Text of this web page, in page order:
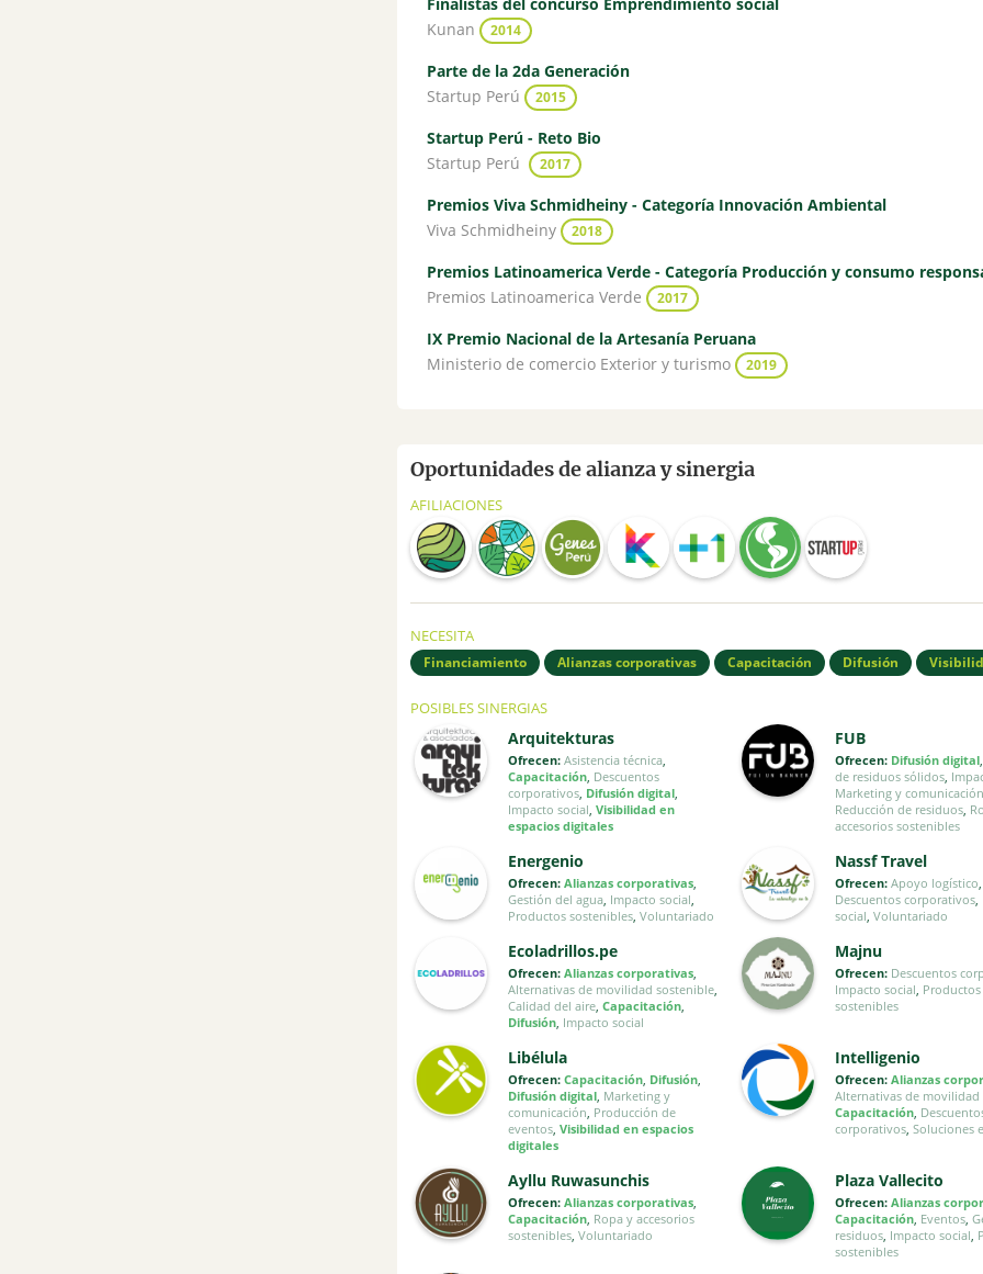
Kunan
2014
Parte de la 2da Generación
Startup Perú
2015
Startup Perú - Reto Bio
Startup Perú
2017
Premios Viva Schmidheiny - Categoría Innovación Ambiental
Viva Schmidheiny
2018
Premios Latinoamerica Verde - Categoría Producción y consumo
Premios Latinoamerica Verde
2017
IX Premio Nacional de la Artesanía Peruana
Ministerio de comercio Exterior y turismo
2019
Oportunidades de alianza y sinergia
AFILIACIONES
NECESITA
Financiamiento Alianzas corporativas Capacitación Difusión
POSIBLES SINERGIAS
Arquitekturas
Ofrecen: Asistencia técnica
Capacitación Descuentos
corporativos Difusión digital
Impacto social ,Visibilidad en
espacios digitales
FUB
Ofrecen: Difusión digital
de residuos sólidos
Marketing y
Reducción de residuos
accesorios sostenibles
Energenio
Ofrecen: Alianzas corporativas
Gestión del agua Impacto social
Productos sostenibles ,Voluntariado
Nassf Travel
Ofrecen: Apoyo logístico
Descuentos corporativos
social ,Voluntariado
Ecoladrillos.pe
Ofrecen: Alianzas corporativas
Alternativas de movilidad sostenible
Calidad del aire ,Capacitación
Difusión Impacto social
Majnu
Ofrecen: Descuentos
Impacto social Productos
sostenibles
Libélula
Ofrecen: Capacitación Difusión
Difusión digital Marketing y
comunicación Producción de
eventos ,Visibilidad en espacios
digitales
Intelligenio
Ofrecen: Alianzas
Alternativas de
Capacitación
corporativos ,Soluciones
Ayllu Ruwasunchis
Ofrecen: Alianzas corporativas
Capacitación Ropa y accesorios
sostenibles ,Voluntariado
Plaza Vallecito
Ofrecen: Alianzas
Capacitación Eventos ,
residuos Impacto social
sostenibles